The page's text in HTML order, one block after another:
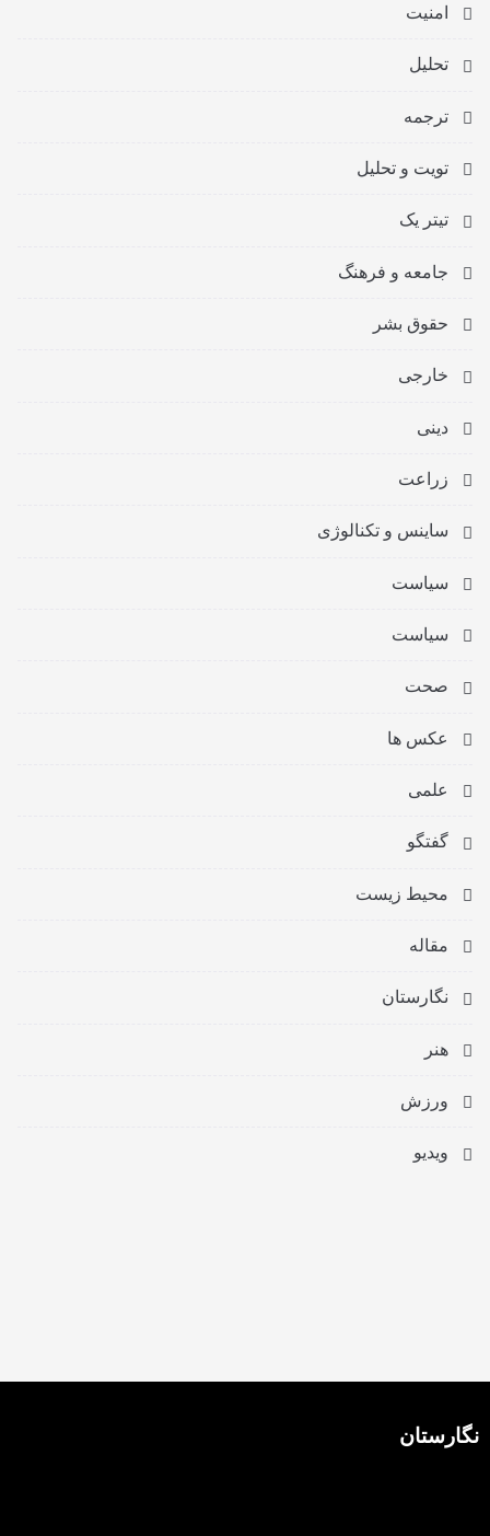
امنیت
تحلیل
ترجمه
تویت و تحلیل
تیتر یک
جامعه و فرهنگ
حقوق بشر
خارجی
دینی
زراعت
ساینس و تکنالوژی
سیاست
سیاست
صحت
عکس ها
علمی
گفتگو
محیط زیست
مقاله
نگارستان
هنر
ورزش
ویدیو
نگارستان